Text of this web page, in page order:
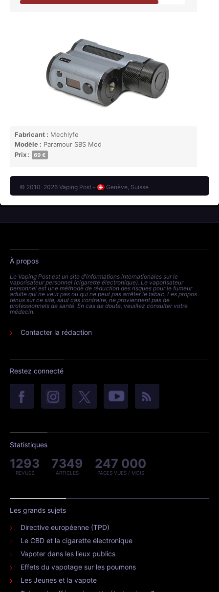
Fabricant : Mechlyfe
Modèle : Paramour SBS Mod
Prix :
69 €
© 2010-2026 Vaping Post - Genève, Suisse
À propos
Le Vaping Post est un site d'informations internationales sur le
vaporisateur personnel (cigarette électronique). Le vaporisateur
personnel est une méthode de réduction des risques pour le fumeur
adulte qui ne veut pas ou qui ne peut pas arrêter le tabac. Les propos
tenus sur ce site, sauf cas contraire, ne proviennent pas de
professionnels de santé. En cas de doute, veuillez consulter votre
médecin.
Contacter la rédaction
Restez connecté
Statistiques
1293
REVUES
7349
ARTICLES
247 000
PAGES VUES / MOIS
Les grands sujets
Directive européenne (TPD)
Le CBD et la cigarette électronique
Vapoter dans les lieux publics
Effets du vapotage sur les poumons
Les Jeunes et la vapote